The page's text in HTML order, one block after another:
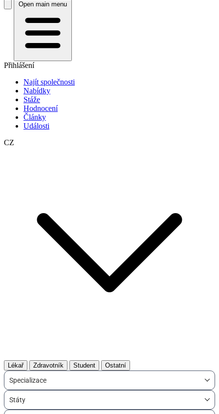
Open main menu
Přihlášení
Najít společnosti
Nabídky
Stáže
Hodnocení
Články
Události
CZ
Lékař Zdravotník Student Ostatní
Specializace
Státy